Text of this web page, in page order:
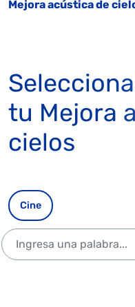
Mejora acústica de
tu Mejora
cielos
Cine